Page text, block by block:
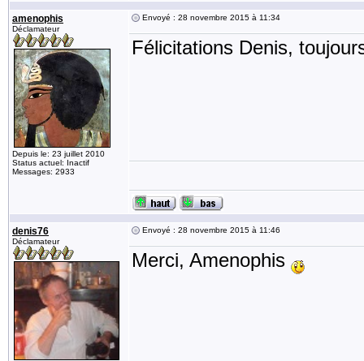
amenophis
Déclamateur
Depuis le: 23 juillet 2010
Status actuel: Inactif
Messages: 2933
Envoyé : 28 novembre 2015 à 11:34
Félicitations Denis,
denis76
Déclamateur
Envoyé : 28 novembre 2015 à 11:46
Merci, Amenophis